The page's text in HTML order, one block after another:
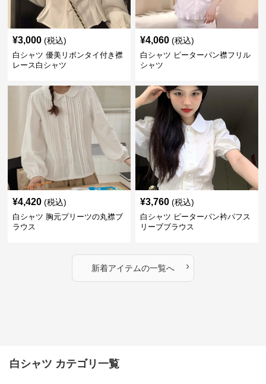
¥3,000 (税込)
白シャツ 優美リボンタイ付き襟
レース白シャツ
¥4,060 (税込)
白シャツ ピーターパン襟フリル
シャツ
¥4,420 (税込)
白シャツ 胸元プリーツの丸襟ブ
ラウス
¥3,760 (税込)
白シャツ ピーターパン衿パフス
リーブブラウス
新着アイテムの一覧へ ›
白シャツ カテゴリ一覧